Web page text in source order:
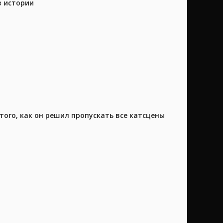
истории
как он решил пропускать все катсцены